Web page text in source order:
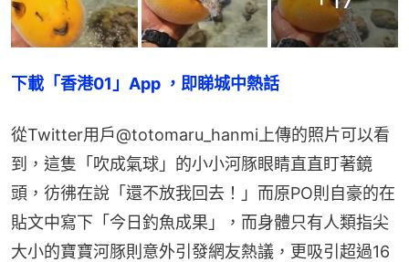
下載「香港01」App ，即睇城中熱話
從Twitter用戶@totomaru_hanmi上傳的照片可以看
到，這隻「吹成氣球」的小小河豚眼睛直直盯著鏡
頭，彷彿在說「還不放我回去！」而原PO則自豪的在
貼文中寫下「今日釣魚成果」，而身體只有人類指尖
大小的寶寶河豚則意外引發網友熱議，更吸引超過16